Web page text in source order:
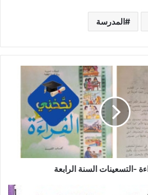
المدرسة
-التسعينات السنة الرابعة